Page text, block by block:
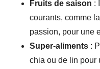
Fruits de saison :
courants, comme
passion, pour une
Super-aliments :
chia ou de lin pour